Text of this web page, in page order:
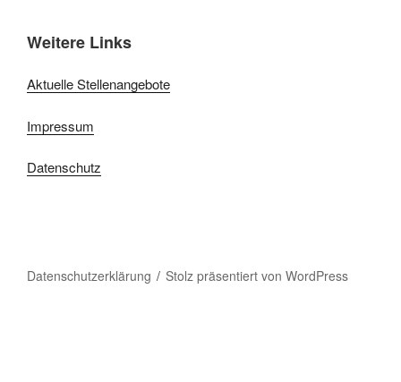
Weitere Links
Aktuelle Stellenangebote
Impressum
Datenschutz
Datenschutzerklärung Stolz präsentiert von WordPress